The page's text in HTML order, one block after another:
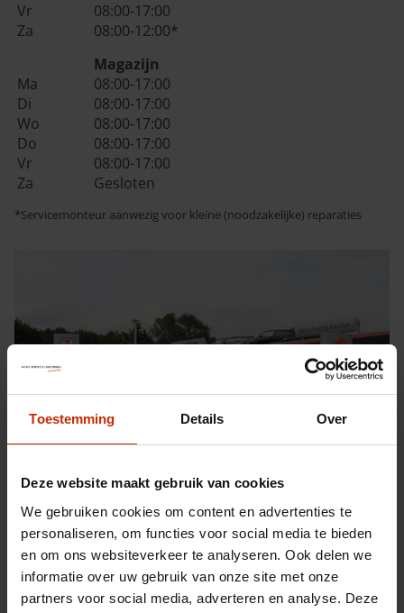
Toestemming Details Over
Deze website maakt gebruik van cookies
We gebruiken cookies om content en advertenties te
personaliseren, om functies voor social media te bieden
en om ons websiteverkeer te analyseren. Ook delen we
informatie over uw gebruik van onze site met onze
partners voor social media, adverteren en analyse. Deze
Vr
08:00-17:00
Za
08:00-12:00*
Magazijn
Ma
08:00-17:00
Di
08:00-17:00
Wo
08:00-17:00
Do
08:00-17:00
Vr
08:00-17:00
Za
Gesloten
*Servicemonteur aanwezig voor kleine (noodzakelijke) reparaties